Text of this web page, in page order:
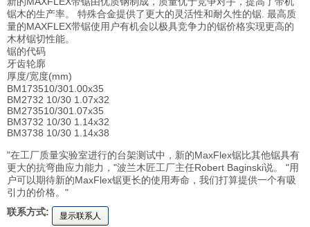
锯木的生产率。 特殊合金提供了更大的灵活性和耐久性的锯. 最高质
量的MAXFLEX带锯使用户有机会以极具竞争力的锯价格实现更高的
木材锯切性能。
锯的代码
牙齿轮廓
厚度/宽度(mm)
BM173510/301.00x35
BM2732 10/30 1.07x32
BM273510/301.07x35
BM3732 10/30 1.14x32
BM3738 10/30 1.14x38
"在工厂质量实验室进行的台架测试中，新的MaxFlex锯比其他锯具有
更大的抗弯曲应力能力，"波兰木匠工厂主任Robert Baginski说。 "用
户可以期待新的MaxFlex锯更长的使用寿命，我们打算提供一个有吸
引力的价格。"
联系方式:
显示联系人